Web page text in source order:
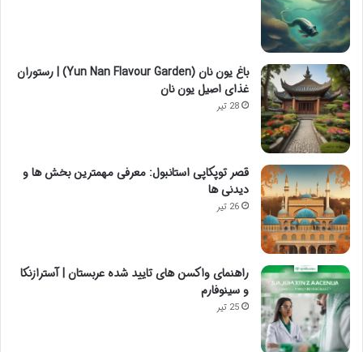
باغ یون نان (Yun Nan Flavour Garden) | رستوران
غذای اصیل یون نان
28 تیر
قصر توپکاپی استانبول: معرفی مهمترین بخش ها و
دیدنی ها
26 تیر
راهنمای واکسن های تایید شده عربستان | آسترازنکا
و سینوفارم
25 تیر